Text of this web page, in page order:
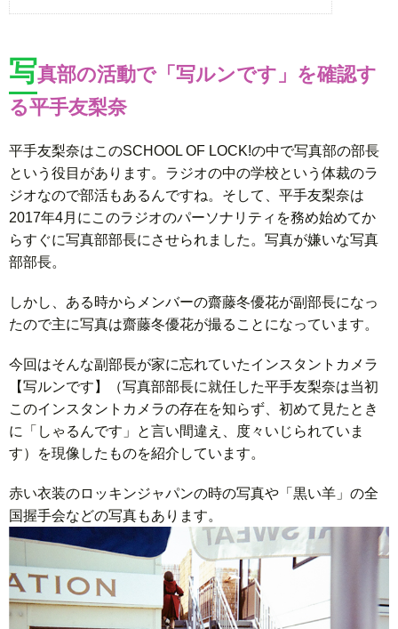
写真部の活動で「写ルンです」を確認す
る平手友梨奈
平手友梨奈はこのSCHOOL OF LOCK!の中で写真部の部長
という役目があります。ラジオの中の学校という体裁のラ
ジオなので部活もあるんですね。そして、平手友梨奈は
2017年4月にこのラジオのパーソナリティを務め始めてか
らすぐに写真部部長にさせられました。写真が嫌いな写真
部部長。
しかし、ある時からメンバーの齋藤冬優花が副部長になっ
たので主に写真は齋藤冬優花が撮ることになっています。
今回はそんな副部長が家に忘れていたインスタントカメラ
【写ルンです】（写真部部長に就任した平手友梨奈は当初
このインスタントカメラの存在を知らず、初めて見たとき
に「しゃるんです」と言い間違え、度々いじられていま
す）を現像したものを紹介しています。
赤い衣装のロッキンジャパンの時の写真や「黒い羊」の全
国握手会などの写真もあります。